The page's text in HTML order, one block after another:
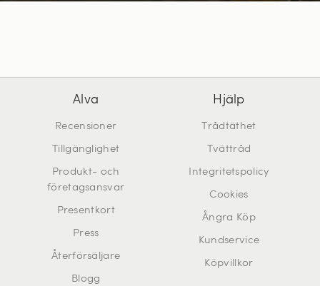
Alva
Recensioner
Tillgänglighet
Produkt- och
företagsansvar
Presentkort
Press
Återförsäljare
Blogg
Hjälp
Trådtäthet
Tvättråd
Integritetspolicy
Cookies
Ångra Köp
Kundservice
Köpvillkor